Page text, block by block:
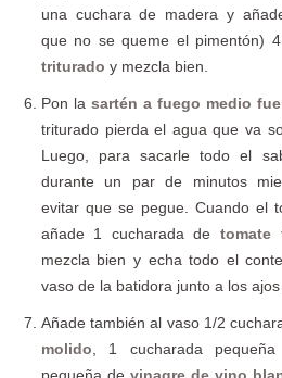
una cuchara de madera y
que no se queme el pimentón)
triturado y mezcla bien.
Pon la sartén a fuego medio
triturado pierda el agua que va
Luego, para sacarle todo el
durante un par de minutos
evitar que se pegue. Cuando el
añade 1 cucharada de tomate
mezcla bien y echa todo el
vaso de la batidora junto a los ajos
Añade también al vaso 1/2
molido , 1 cucharada